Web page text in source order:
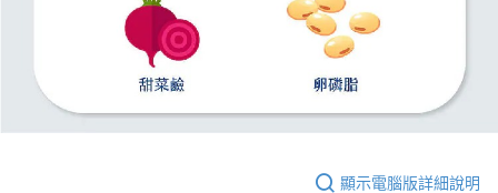
顯示電腦版詳細說明